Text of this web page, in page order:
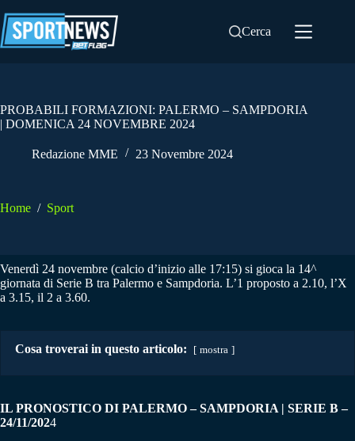
al
contenuto
Cerca
PROBABILI FORMAZIONI: PALERMO – SAMPDORIA
| DOMENICA 24 NOVEMBRE 2024
Redazione MME 23 Novembre 2024
Home / Sport
Venerdì 24 novembre (calcio d’inizio alle 17:15) si gioca la 14^
giornata di Serie B tra Palermo e Sampdoria. L’1 proposto a 2.10, l’X
a 3.15, il 2 a 3.60.
Cosa troverai in questo articolo: mostra
IL PRONOSTICO DI PALERMO – SAMPDORIA | SERIE B –
24/11/2024